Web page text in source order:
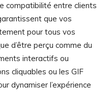
compatibilité entre clients
que vos
pour tous vos
d’être perçu comme du
interactifs ou
cliquables ou les GIF
dynamiser l’expérience